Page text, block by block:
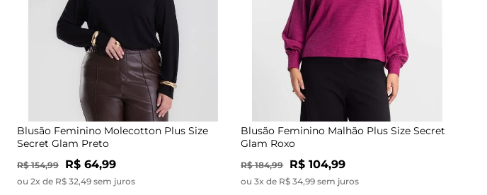
Blusão Feminino Molecotton Plus Size
Secret Glam Preto
R$ 154,99 R$ 64,99
ou 2x de R$ 32,49 sem juros
Blusão Feminino Malhão Plus Size Secret
Glam Roxo
R$ 184,99 R$ 104,99
ou 3x de R$ 34,99 sem juros